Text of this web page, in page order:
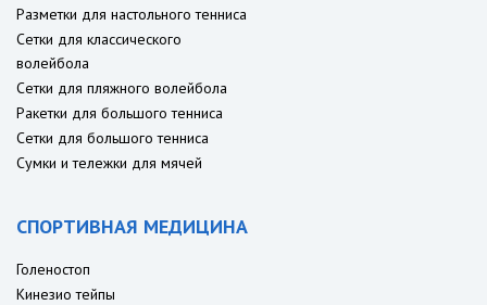
Разметки для настольного тенниса
Сетки для классического
волейбола
Сетки для пляжного волейбола
Ракетки для большого тенниса
Сетки для большого тенниса
Сумки и тележки для мячей
СПОРТИВНАЯ МЕДИЦИНА
Голеностоп
Кинезио тейпы